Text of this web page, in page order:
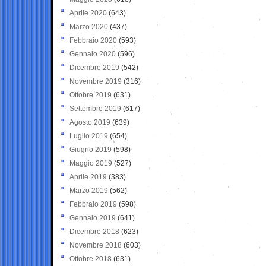
Aprile 2020 (643)
Marzo 2020 (437)
Febbraio 2020 (593)
Gennaio 2020 (596)
Dicembre 2019 (542)
Novembre 2019 (316)
Ottobre 2019 (631)
Settembre 2019 (617)
Agosto 2019 (639)
Luglio 2019 (654)
Giugno 2019 (598)
Maggio 2019 (527)
Aprile 2019 (383)
Marzo 2019 (562)
Febbraio 2019 (598)
Gennaio 2019 (641)
Dicembre 2018 (623)
Novembre 2018 (603)
Ottobre 2018 (631)